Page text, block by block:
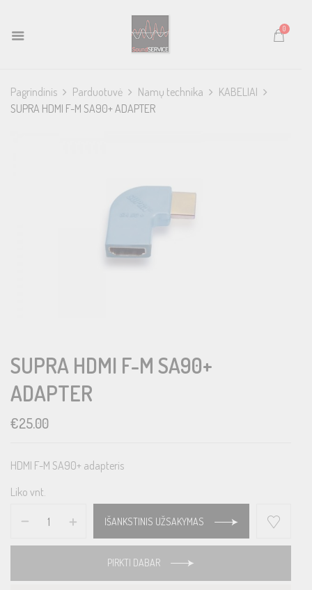
0
Pagrindinis Parduotuvė Namų technika
KABELIAI
SUPRA HDMI F-M SA90+ ADAPTER
SUPRA HDMI F-M SA90+
ADAPTER
€25.00
HDMI F-M SA90+ adapteris
Liko vnt.
IŠANKSTINIS UŽSAKYMAS
PIRKTI DABAR